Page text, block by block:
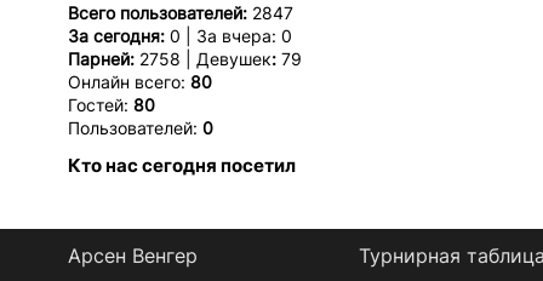
Всего пользователей: 2847
За сегодня: 0 | За вчера: 0
Парней: 2758 | Девушек:79
Онлайн всего: 80
Гостей: 80
Пользователей: 0
Кто нас сегодня посетил
Арсен Венгер Турнирная таблица